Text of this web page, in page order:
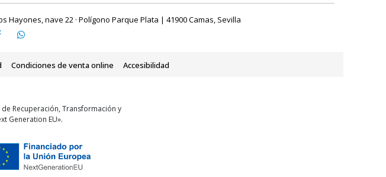
Hayones, nave 22 · Polígono Parque Plata | 41900 Camas, Sevilla
Condiciones de venta online Accesibilidad
Recuperación, Transformación y
Generation EU».